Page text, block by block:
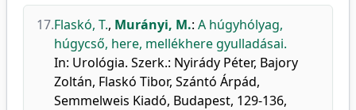
17.Flaskó, T., Murányi, M.: A húgyhólyag,
húgycső, here, mellékhere gyulladásai.
In: Urológia. Szerk.: Nyirády Péter, Bajory
Zoltán, Flaskó Tibor, Szántó Árpád,
Semmelweis Kiadó, Budapest, 129-136,